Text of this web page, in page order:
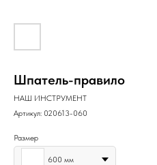
Шпатель-правило
НАШ ИНСТРУМЕНТ
Артикул: 020613-060
Размер
600 мм